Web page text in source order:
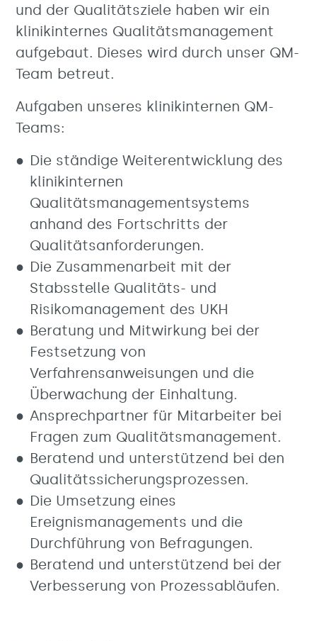
und der Qualitätsziele haben wir ein
klinikinternes Qualitätsmanagement
aufgebaut. Dieses wird durch unser QM-
Team betreut.
Aufgaben unseres klinikinternen QM-
Teams:
Die ständige Weiterentwicklung des
klinikinternen
Qualitätsmanagementsystems
anhand des Fortschritts der
Qualitätsanforderungen.
Die Zusammenarbeit mit der
Stabsstelle Qualitäts- und
Risikomanagement des UKH
Beratung und Mitwirkung bei der
Festsetzung von
Verfahrensanweisungen und die
Überwachung der Einhaltung.
Ansprechpartner für Mitarbeiter bei
Fragen zum Qualitätsmanagement.
Beratend und unterstützend bei den
Qualitätssicherungsprozessen.
Die Umsetzung eines
Ereignismanagements und die
Durchführung von Befragungen.
Beratend und unterstützend bei der
Verbesserung von Prozessabläufen.